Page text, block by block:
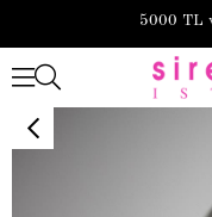
5000 TL